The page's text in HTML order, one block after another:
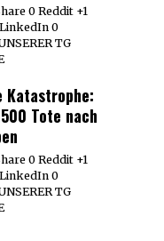
0 Reddit +1
0
TG
Katastrophe:
Tote nach
0 Reddit +1
0
TG